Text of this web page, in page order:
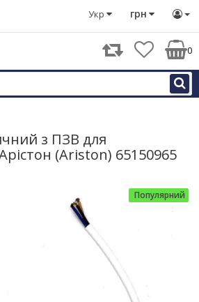
грн
Укр
0
побутової техніки Запчастини
з ПЗВ для
(Ariston) 65150965
Популярний